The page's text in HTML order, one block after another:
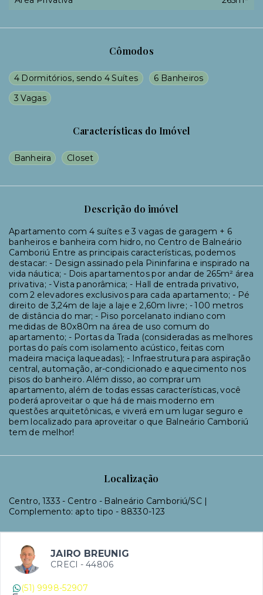
Cômodos
4 Dormitórios, sendo 4 Suítes
6 Banheiros
3 Vagas
Características do Imóvel
Banheira Closet
Descrição do imóvel
Apartamento com 4 suítes e 3 vagas de garagem + 6
banheiros e banheira com hidro, no Centro de Balneário
Camboriú Entre as principais características, podemos
destacar: - Design assinado pela Pininfarina e inspirado na
vida náutica; - Dois apartamentos por andar de 265m² área
privativa; - Vista panorâmica; - Hall de entrada privativo,
com 2 elevadores exclusivos para cada apartamento; - Pé
direito de 3,24m de laje a laje e 2,60m livre; - 100 metros
de distância do mar; - Piso porcelanato indiano com
medidas de 80x80m na área de uso comum do
apartamento; - Portas da Trada (consideradas as melhores
portas do país com isolamento acústico, feitas com
madeira maciça laqueadas); - Infraestrutura para aspiração
central, automação, ar-condicionado e aquecimento nos
pisos do banheiro. Além disso, ao comprar um
apartamento, além de todas essas características, você
poderá aproveitar o que há de mais moderno em
questões arquitetônicas, e viverá em um lugar seguro e
bem localizado para aproveitar o que Balneário Camboriú
tem de melhor!
Localização
Centro, 1333 - Centro - Balneário Camboriú/SC |
Complemento: apto tipo - 88330-123
JAIRO BREUNIG
CRECI - 44806
(51) 9998-52907